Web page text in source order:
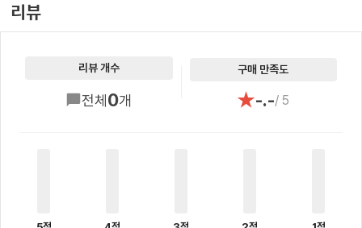
리뷰
리뷰 개수
전체0개
구매 만족도
★-.-/ 5